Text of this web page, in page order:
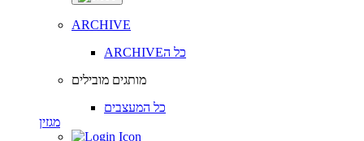
ARCHIVE
ARCHIVEכל ה
מותגים מובילים
כל המעצבים
מגזין